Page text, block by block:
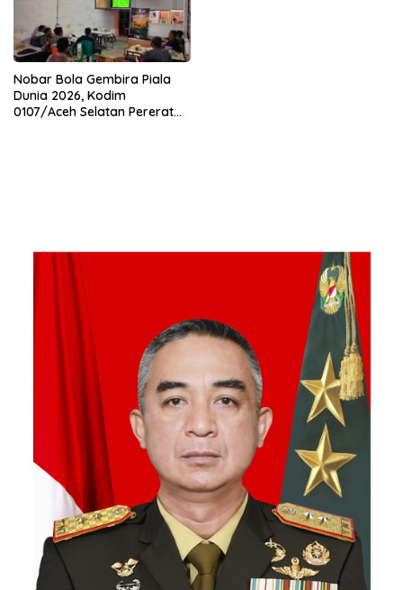
Nobar Bola Gembira Piala
Dunia 2026, Kodim
0107/Aceh Selatan Pererat